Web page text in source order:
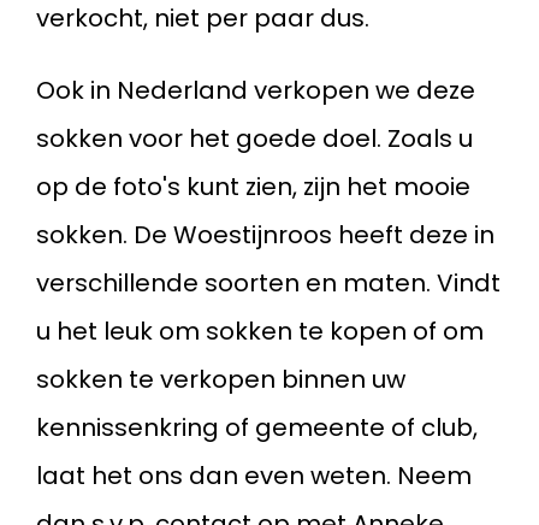
verkocht, niet per paar dus.
Ook in Nederland verkopen we deze
sokken voor het goede doel. Zoals u
op de foto's kunt zien, zijn het mooie
sokken. De Woestijnroos heeft deze in
verschillende soorten en maten. Vindt
u het leuk om sokken te kopen of om
sokken te verkopen binnen uw
kennissenkring of gemeente of club,
laat het ons dan even weten. Neem